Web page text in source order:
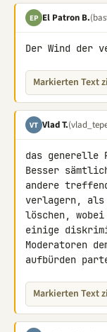
EP El Patron B.
Der Wind der
Markierten Text
VT Vlad T.
das generelle
Besser
andere
verlagern, als
löschen,
einige
Moderatoren
aufbürden
Markierten Text